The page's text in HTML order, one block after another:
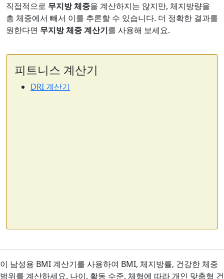
직접적으로 무지방 체중을 계산하지는 않지만, 체지방량을
총 체중에서 빼서 이를 추론할 수 있습니다. 더 정확한 결과를
원한다면 무지방 체중 계산기를 사용해 보세요.
피트니스 계산기
DRI 계산기
이 남성용 BMI 계산기를 사용하여 BMI, 체지방률, 건강한 체중
범위를 계산하세요. 나이, 활동 수준, 체형에 따라 개인 맞춤형 건